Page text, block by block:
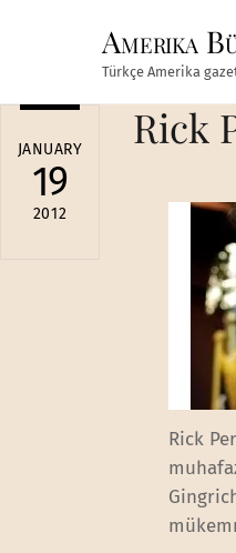
Amerika
Türkçe Amerika
JANUARY
19
2012
Rick
Rick